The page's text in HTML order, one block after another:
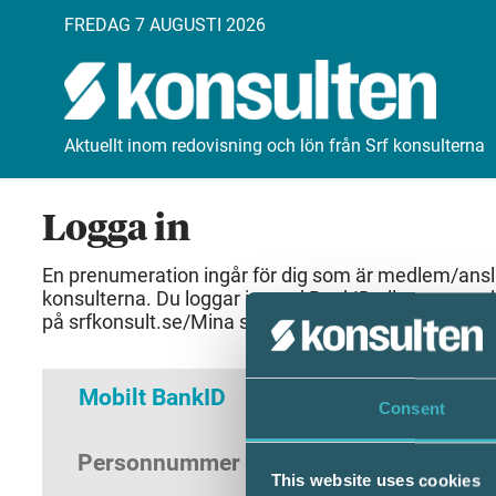
Consent
This website uses cookies
FREDAG 7 AUGUSTI 2026
Aktuellt inom redovisning och lön från Srf konsulterna
Logga in
En prenumeration ingår för dig som är medlem/
konsulterna. Du loggar in med BankID eller samma
på srfkonsult.se/Mina sidor
Mobilt BankID Lösenord
Personnummer